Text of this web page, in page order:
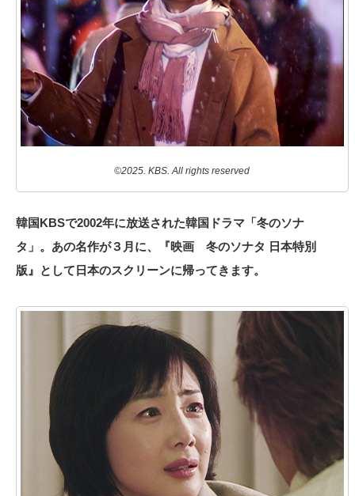
©2025. KBS. All rights reserved
韓国KBSで2002年に放送された韓国ドラマ「冬のソナ
タ」。あの名作が３月に、『映画 冬のソナタ 日本特別
版』として日本のスクリーンに帰ってきます。